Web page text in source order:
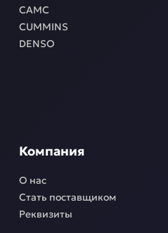
CAMC
CUMMINS
DENSO
Компания
О нас
Стать поставщиком
Реквизиты